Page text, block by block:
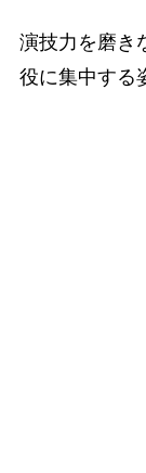
演技力を磨き
役に集中する